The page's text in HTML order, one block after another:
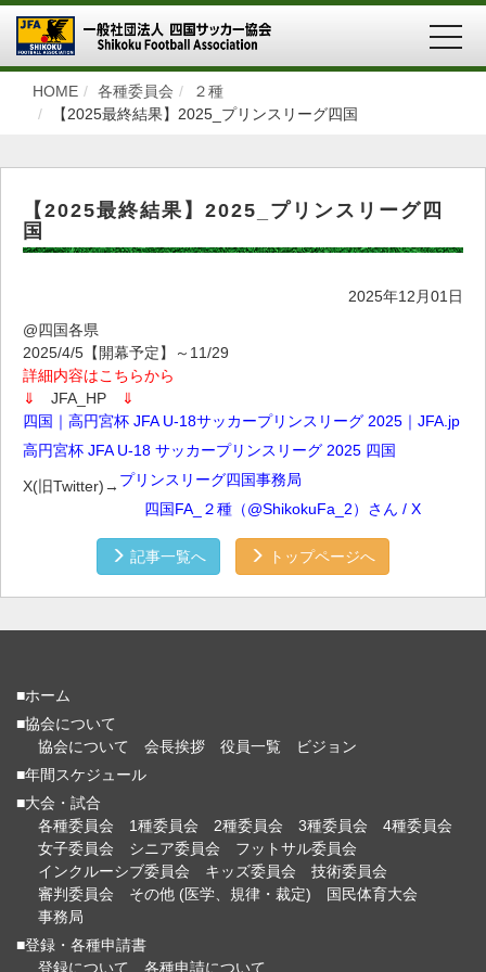
HOME 各種委員会
２種
【2025最終結果】2025_プリンスリーグ四国
【2025最終結果】2025_プリンスリーグ四
国
2025年12月01日
@四国各県
2025/4/5【開幕予定】～11/29
詳細内容はこちらから
⇓
JFA_HP
⇓
四国｜高円宮杯 JFA U-18サッカープリンスリーグ 2025｜JFA.jp
高円宮杯 JFA U-18 サッカープリンスリーグ 2025 四国
X(旧Twitter)→ プリンスリーグ四国事務局
四国FA_２種（@ShikokuFa_2）さん / X
記事一覧へ トップページへ
■ホーム
■協会について
協会について
会長挨拶 役員一覧
ビジョン
■年間スケジュール
■大会・試合
各種委員会
1種委員会 2種委員会 3種委員会
4種委員会
女子委員会
シニア委員会
フットサル委員会
インクルーシブ委員会
キッズ委員会
技術委員会
審判委員会
その他 (医学、規律・裁定)
国民体育大会
事務局
■登録・各種申請書
登録について
各種申請について